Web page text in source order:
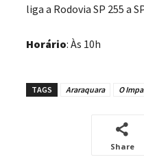
liga a Rodovia SP 255 a
Horário: Às 10h
TAGS Araraquara O
Share